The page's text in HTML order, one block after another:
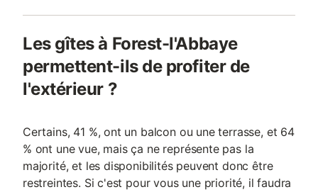
Les gîtes à Forest-l'Abbaye
permettent-ils de profiter de
l'extérieur ?
Certains, 41 %, ont un balcon ou une terrasse, et 64
% ont une vue, mais ça ne représente pas la
majorité, et les disponibilités peuvent donc être
restreintes. Si c'est pour vous une priorité, il faudra